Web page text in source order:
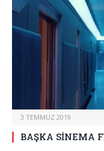
3 TEMMUZ 2019
BAŞKA SİNEMA